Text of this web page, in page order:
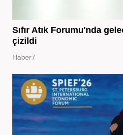
Sıfır Atık Forumu'nda
çizildi
Haber7